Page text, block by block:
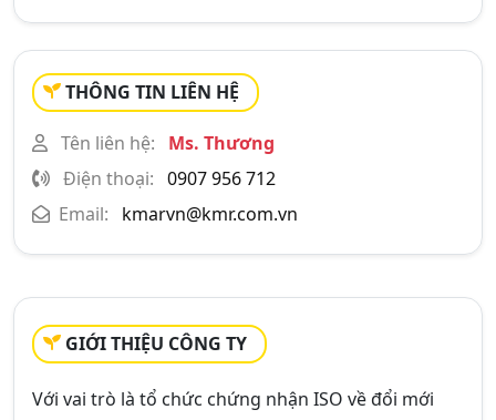
THÔNG TIN LIÊN HỆ
Tên liên hệ:
Ms. Thương
Điện thoại: 0907 956 712
Email:
kmarvn@kmr.com.vn
GIỚI THIỆU CÔNG TY
Với vai trò là tổ chức chứng nhận ISO về đổi mới